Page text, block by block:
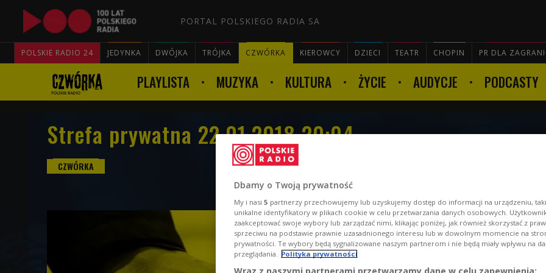
PORTAL POLSKIEGO RADIA SA
POLSKIE RADIO 24 JEDYNKA DWÓJKA TRÓJKA CZWÓRKA KIEROWCY DZIECI TEATR CHOPIN PR DLA

PLAYLISTA MUZYKA KULTURA ŻYCIE AUDYCJE PODCASTY
Strefa prywatna 22.01.2018 20:04
Dbamy o Twoją prywatność
My i nasi 5 partnerzy przechowujemy lub uzyskujemy dostęp do informacji na urządzeniu,
unikalne identyfikatory w plikach cookie w celu przetwarzania danych osobowych.
zaakceptować swoje wybory lub zarządzać nimi, klikając poniżej, jak również skorzystać z
sprzeciwu na podstawie prawnie uzasadnionego interesu lub w dowolnym momencie na
prywatności. Te wybory będą sygnalizowane naszym partnerom i nie będą miały wpływu na
przeglądania. Polityka prywatności